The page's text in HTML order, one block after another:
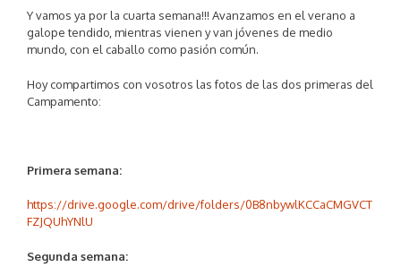
Y vamos ya por la cuarta semana!!! Avanzamos en el verano a
galope tendido, mientras vienen y van jóvenes de medio
mundo, con el caballo como pasión común.
Hoy compartimos con vosotros las fotos de las dos primeras del
Campamento:
Primera semana:
https://drive.google.com/drive/folders/0B8nbywlKCCaCMGVCT
FZJQUhYNlU
Segunda semana: